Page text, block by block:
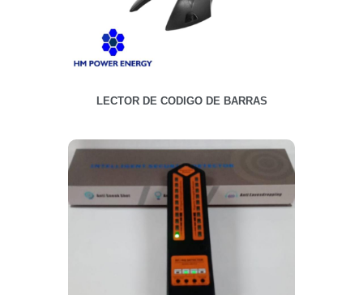
LECTOR DE CODIGO DE BARRAS